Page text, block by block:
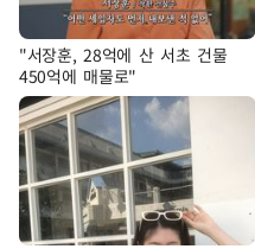
"서장훈, 28억에 산 서초 건물
450억에 매물로"